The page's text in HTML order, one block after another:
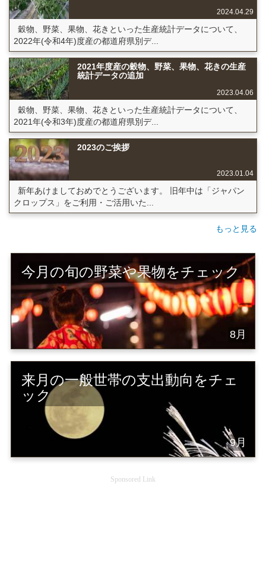
2024.04.29
穀物、野菜、果物、花きといった生産統計データについて、
2022年(令和4年)度産の都道府県別デ...
2021年度産の穀物、野菜、果物、花きの生産
統計データの追加
2023.04.06
穀物、野菜、果物、花きといった生産統計データについて、
2021年(令和3年)度産の都道府県別デ...
2023のご挨拶
2023.01.04
新年あけましておめでとうございます。 旧年中は「ジャパン
クロップス」をご利用・ご活用いた...
もっと見る
今月の旬の野菜や果物をチェック
8月
来月の一般世帯の支出動向をチェ
ック
9月
Sponsored Link